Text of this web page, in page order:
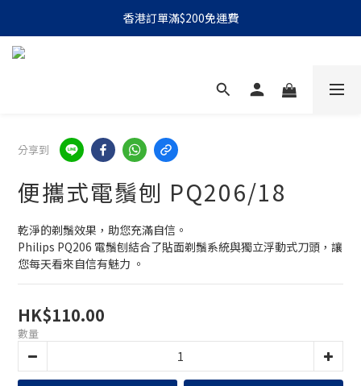
香港訂單滿$200免運費
分享到
便攜式電鬚刨 PQ206/18
乾淨的剃鬚效果，助您充滿自信。
Philips PQ206 電鬚刨結合了貼面剃鬚系統與獨立浮動式刀頭，讓
您每天看來自信有魅力 。
HK$110.00
數量